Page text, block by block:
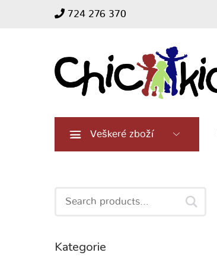
724 276 370
Veškeré zboží
Search
Kategorie